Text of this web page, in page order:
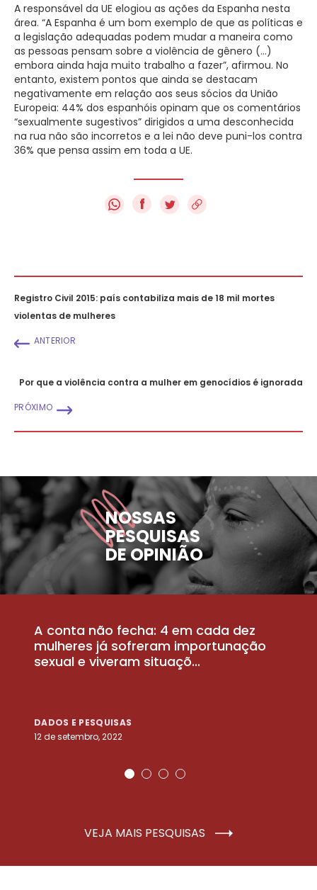
A responsável da UE elogiou as ações da Espanha nesta
área. “A Espanha é um bom exemplo de que as políticas e
a legislação adequadas podem mudar a maneira como
as pessoas pensam sobre a violência de gênero (…)
embora ainda haja muito trabalho a fazer”, afirmou. No
entanto, existem pontos que ainda se destacam
negativamente em relação aos seus sócios da União
Europeia: 44% dos espanhóis opinam que os comentários
“sexualmente sugestivos” dirigidos a uma desconhecida
na rua não são incorretos e a lei não deve puni-los contra
36% que pensa assim em toda a UE.
f
Registro Civil 2015: país contabiliza mais de 18 mil mortes
violentas de mulheres
ANTERIOR
Por que a violência contra a mulher em genocídios é ignorada
PRÓXIMO
NOSSAS
PESQUISAS
DE OPINIÃO
A conta não fecha: 4 em cada dez
mulheres já sofreram importunação
sexual e viveram situaçõ...
DADOS E PESQUISAS
12 de setembro, 2022
VEJA MAIS PESQUISAS